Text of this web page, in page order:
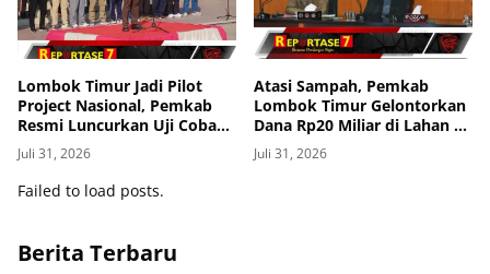
Lombok Timur Jadi Pilot
Project Nasional, Pemkab
Resmi Luncurkan Uji Coba
Transfomasi Digitalisasi
Bansos Lewat Portal
Perlinsos
Juli 31, 2026
Atasi Sampah, Pemkab
Lombok Timur Gelontorkan
Dana Rp20 Miliar di Lahan 3
Hektar
Juli 31, 2026
Failed to load posts.
Berita Terbaru